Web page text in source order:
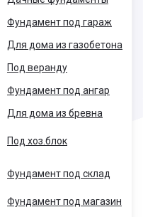
Фундамент под гараж
Для дома из газобетона
Под веранду
Фундамент под ангар
Для дома из бревна
Под хоз.блок
Фундамент под склад
Фундамент под магазин